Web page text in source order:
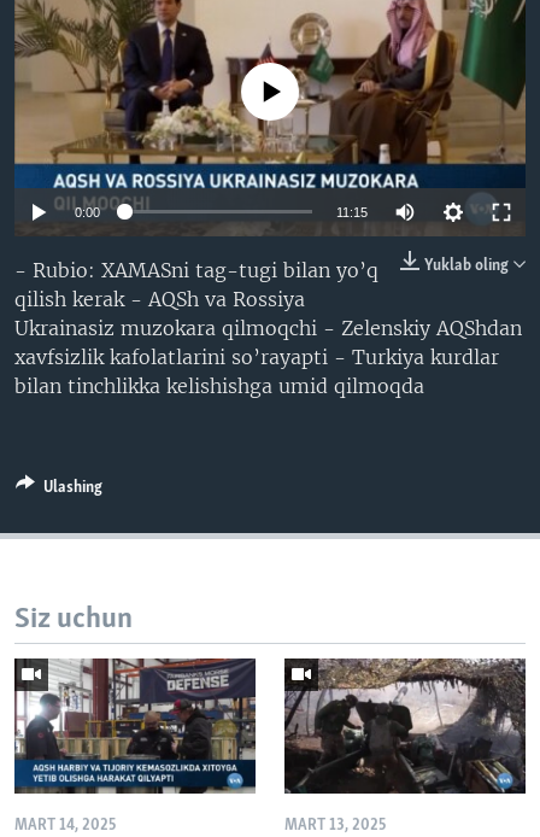
MOBIL-SALOM!
VIDEO
XABARLAR SURATLARDA
INSTAGRAM
ODNOKLASSNIKI
TELEGRAM
TWITTER
SOUNDCLOUD
Learning English
VOA
Auto 240p 360p 480p
No media source currently available
0:00 11:15
480p
720p
Yuklab oling
- Rubio: XAMASni tag-tugi bilan yo’q
qilish kerak - AQSh va Rossiya
Ukrainasiz muzokara qilmoqchi - Zelenskiy AQShdan
xavfsizlik kafolatlarini so’rayapti - Turkiya kurdlar
bilan tinchlikka kelishishga umid qilmoqda
Ulashing
Siz uchun
MART 14, 2025 MART 13, 2025